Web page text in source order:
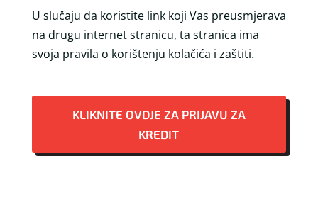
U slučaju da koristite link koji Vas preusmjerava
na drugu internet stranicu, ta stranica ima
svoja pravila o korištenju kolačića i zaštiti.
KLIKNITE OVDJE ZA PRIJAVU ZA
KREDIT